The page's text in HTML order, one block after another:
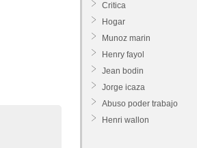
Critica
Hogar
Munoz marin
Henry fayol
Jean bodin
Jorge icaza
Abuso poder trabajo
Henri wallon